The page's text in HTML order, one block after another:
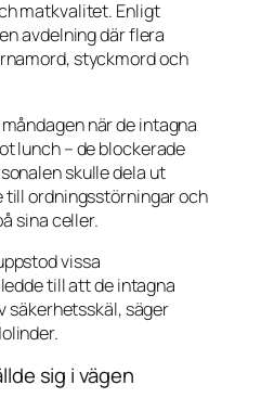
matkvalitet. Enligt
avdelning där flera
styckmord och
när de intagna
lunch – de blockerade
skulle dela ut
till ordningsstörningar och
sina celler.
vissa
till att de intagna
säkerhetsskäl, säger
sig i vägen